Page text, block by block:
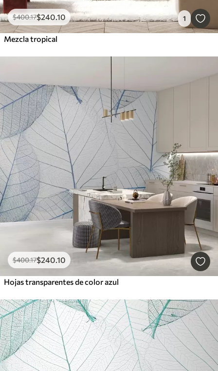
$400.17$240.10 1
Mezcla tropical
$400.17$240.10
Hojas transparentes de color azul